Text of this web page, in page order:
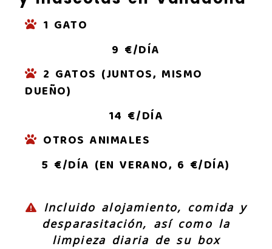
1 GATO
9 €/DÍA
2 GATOS (JUNTOS, MISMO
DUEÑO)
14 €/DÍA
OTROS ANIMALES
5 €/DÍA (EN VERANO, 6 €/DÍA)
Incluido alojamiento, comida y
desparasitación, así como la
limpieza diaria de su box